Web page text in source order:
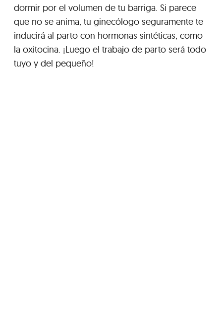
dormir por el volumen de tu barriga. Si parece
que no se anima, tu ginecólogo seguramente te
inducirá al parto con hormonas sintéticas, como
la oxitocina. ¡Luego el trabajo de parto será todo
tuyo y del pequeño!